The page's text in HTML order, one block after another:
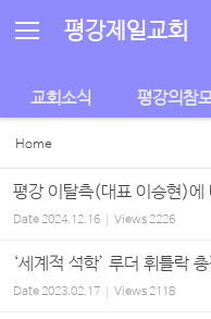
평강제일교회
교회소식 평강의참
Home
평강 이탈측(대표 이승현)에
Date2024.12.16 Views2226
‘세계적 석학’ 루더 휘틀락
Date2023.02.17 Views2118